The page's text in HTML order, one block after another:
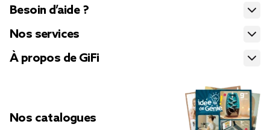
Besoin d’aide ?
Nos services
À propos de GiFi
Nos catalogues